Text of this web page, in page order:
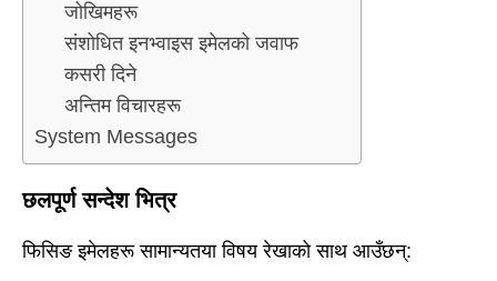
जोखिमहरू
संशोधित इनभ्वाइस इमेलको जवाफ
कसरी दिने
अन्तिम विचारहरू
System Messages
छलपूर्ण सन्देश भित्र
फिसिङ इमेलहरू सामान्यतया विषय रेखाको साथ आउँछन्: